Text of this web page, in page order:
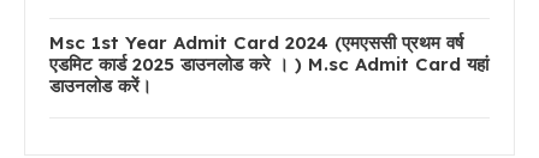
Msc 1st Year Admit Card 2024 (एमएससी प्रथम वर्ष
एडमिट कार्ड 2025 डाउनलोड करे । ) M.sc Admit Card यहां
डाउनलोड करें।